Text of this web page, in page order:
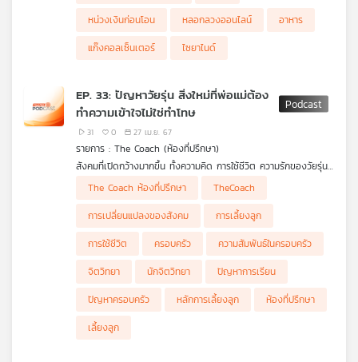
ประกอบวิชาชีพดังกล่าว โดยมิได้ขึ้นทะเบียนและรับใบอนุญาต ม.๒๘
ฟังรายละเอียดจาก ร.ต.อ.นฐกร แสงจันทร์ รองสารวัตกองกำกับ
หน่วงเงินก่อนโอน
หลอกลวงออนไลน์
อาหาร
แก๊งคอลเซ็นเตอร์
ไซยาไนด์
EP. 33: ปัญหาวัยรุ่น สิ่งใหม่ที่พ่อแม่ต้อง
ทำความเข้าใจไม่ใช่ทำโทษ
31 0 27 เม.ย. 67
รายการ : The Coach (ห้องที่ปรึกษา)
สังคมที่เปิดกว้างมากขึ้น ทั้งความคิด การใช้ชีวิต ความรักของวัยรุ่น
หรือความหลากหลายทางเพศต่าง ๆ นานาที่พ่อเองต้องพบ
เจอ หลายบ้านอาจรับไม่ได้เมื่อปัญหาเข้ามาประชิดตัวคนในบ้านเรา แต่
จะดีกว่าไหม หากเปลี่ยนจากการทำโทษลูก มาเป็นปรับความเข้าใจ
ทำความเข้าใจสิ่งใหม่ที่เกิดขึ้นไปพร้อมกัน
The Coach ห้องที่ปรึกษา
TheCoach
การเปลี่ยนแปลงของสังคม
การเลี้ยงลูก
การใช้ชีวิต
ครอบครัว
ความสัมพันธ์ในครอบครัว
จิตวิทยา
นักจิตวิทยา
ปัญหาการเรียน
ปัญหาครอบครัว
หลักการเลี้ยงลูก
ห้องที่ปรึกษา
เลี้ยงลูก